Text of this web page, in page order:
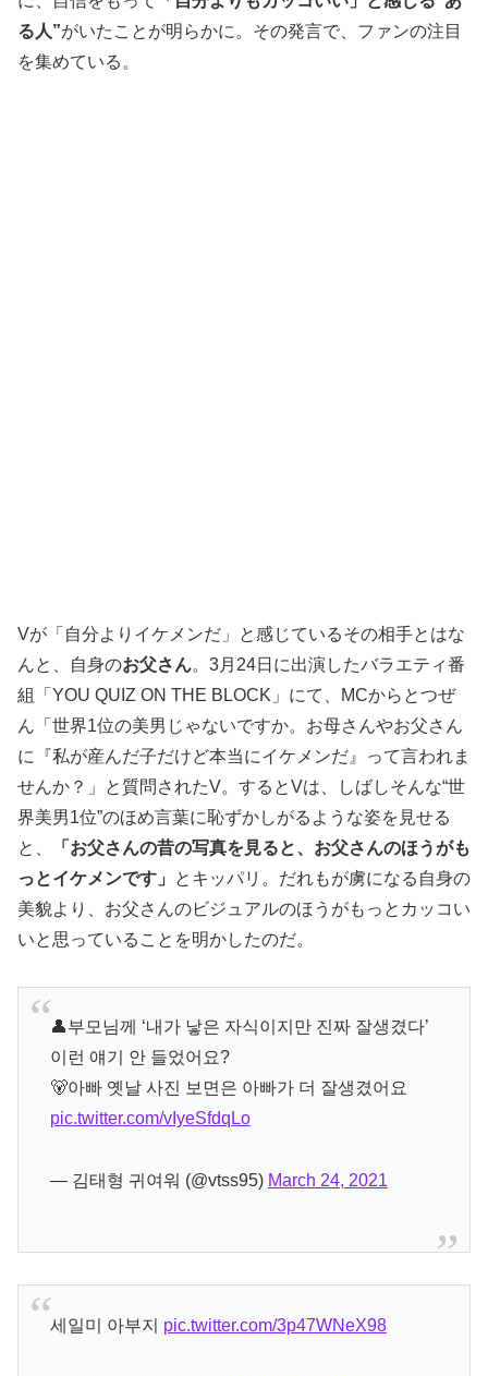
る人”がいたことが明らかに。その発言で、ファンの注目
を集めている。
Vが「自分よりイケメンだ」と感じているその相手とはな
んと、自身のお父さん。3月24日に出演したバラエティ番
組「YOU QUIZ ON THE BLOCK」にて、MCからとつぜ
ん「世界1位の美男じゃないですか。お母さんやお父さん
に『私が産んだ子だけど本当にイケメンだ』って言われま
せんか？」と質問されたV。するとVは、しばしそんな“世
界美男1位”のほめ言葉に恥ずかしがるような姿を見せる
と、
「お父さんの昔の写真を見ると、お父さんのほうがも
っとイケメンです」
とキッパリ。だれもが虜になる自身の
美貌より、お父さんのビジュアルのほうがもっとカッコい
いと思っていることを明かしたのだ。
👤부모님께 ‘내가 낳은 자식이지만 진짜 잘생겼다’
이런 얘기 안 들었어요?
🐻아빠 옛날 사진 보면은 아빠가 더 잘생겼어요
pic.twitter.com/vIyeSfdqLo
— 김태형 귀여워 (@vtss95) March 24, 2021
세일미 아부지 pic.twitter.com/3p47WNeX98